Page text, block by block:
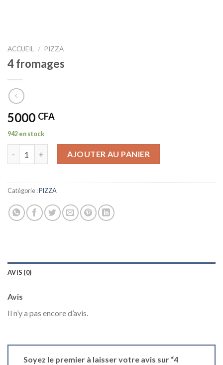
ACCUEIL / PIZZA
4 fromages
5000 CFA
942 en stock
AJOUTER AU PANIER
Catégorie :PIZZA
AVIS (0)
Avis
Il n’y a pas encore d’avis.
Soyez le premier à laisser votre avis sur “4